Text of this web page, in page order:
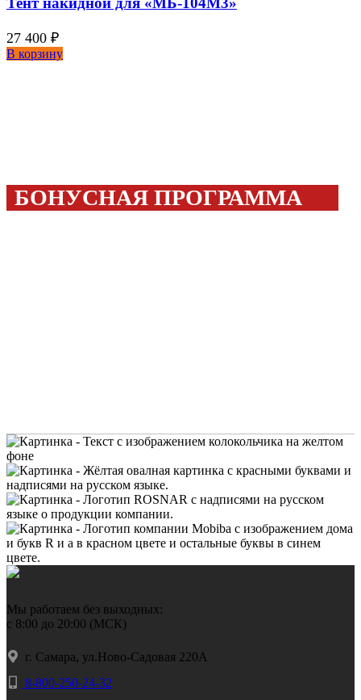
27 400 ₽
В корзину
БОНУСНАЯ ПРОГРАММА
Мы работаем без выходных:
с 8:00 до 20:00 (МСК)
г. Самара, ул.Ново-Садовая 220А
8-800-250-24-32